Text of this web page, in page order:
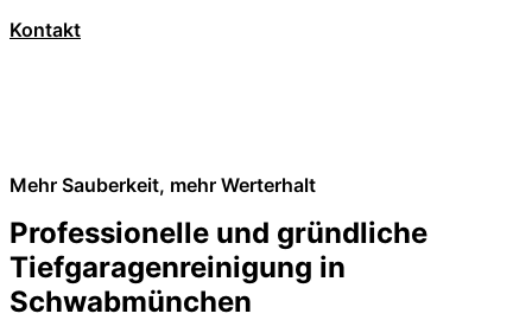
Kontakt
Mehr Sauberkeit, mehr Werterhalt
Professionelle und gründliche
Tiefgaragenreinigung in
Schwabmünchen